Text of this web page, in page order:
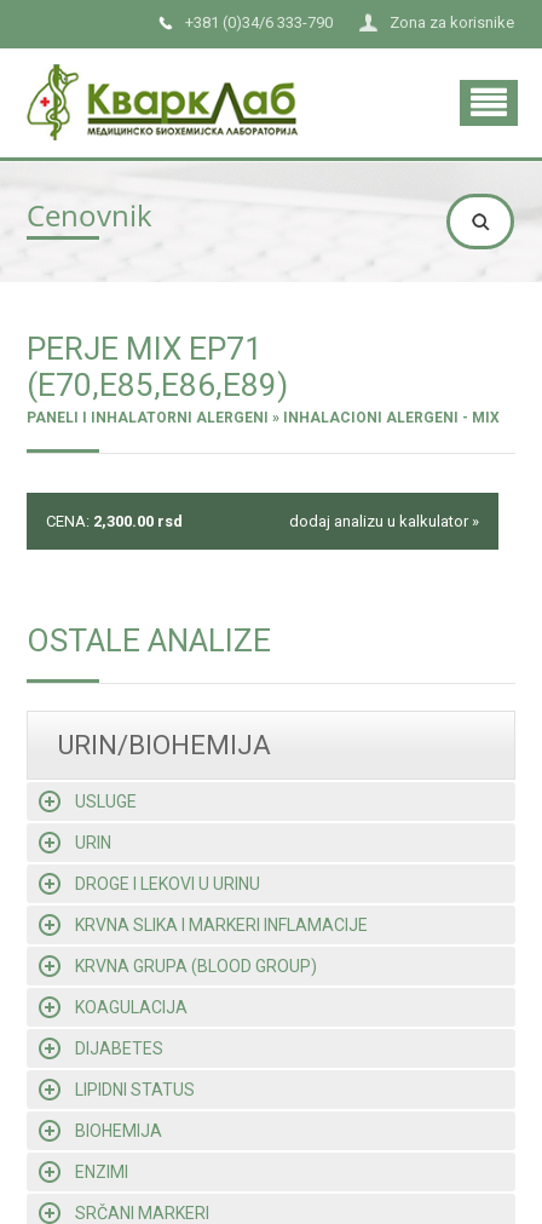
Zona za korisnike
+381 (0)34/6 333-790
Cenovnik
PERJE MIX EP71
(E70,E85,E86,E89)
PANELI I INHALATORNI ALERGENI » INHALACIONI ALERGENI - MIX
CENA: 2,300.00 rsd dodaj analizu u kalkulator »
OSTALE ANALIZE
URIN/BIOHEMIJA
USLUGE
URIN
DROGE I LEKOVI U URINU
KRVNA SLIKA I MARKERI INFLAMACIJE
KRVNA GRUPA (BLOOD GROUP)
KOAGULACIJA
DIJABETES
LIPIDNI STATUS
BIOHEMIJA
ENZIMI
SRČANI MARKERI